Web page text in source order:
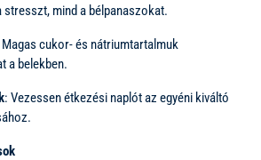
mind a bélpanaszokat.
Magas cukor- és nátriumtartalmuk
a belekben.
: Vezessen étkezési naplót az egyéni kiváltó